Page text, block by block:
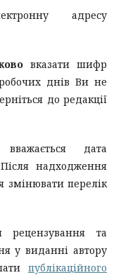
адресу
вказати шифр
днів Ви не
до редакції
дата
надходження
змінювати перелік
рецензування та
у виданні автору
публікаційного